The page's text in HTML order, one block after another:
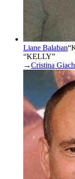
Liane Balaban“
“KELLY”
→Cristina